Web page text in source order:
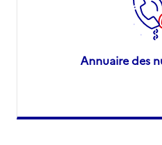
Annuaire des